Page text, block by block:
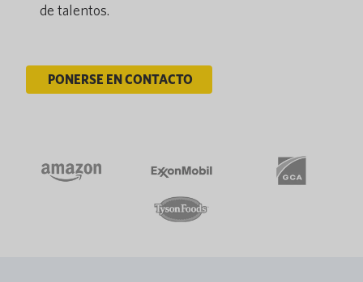
de talentos.
PONERSE EN CONTACTO